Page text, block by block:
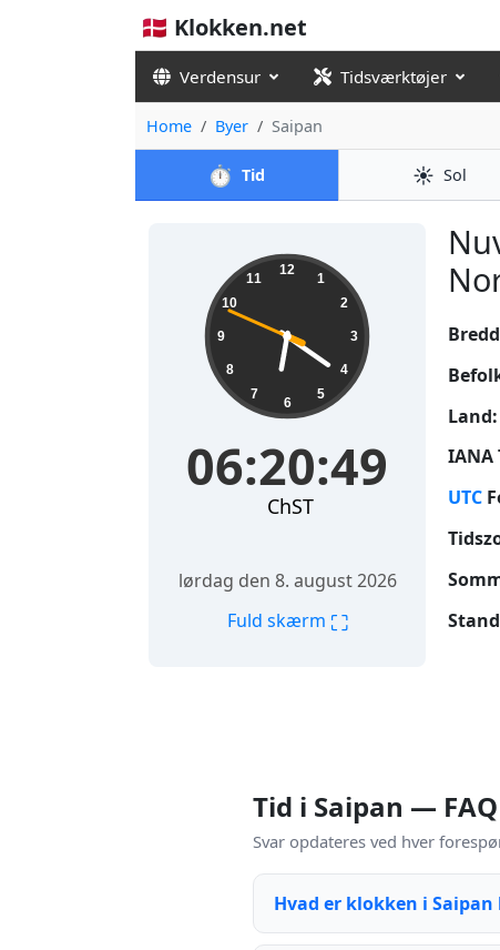
🇩🇰 Klokken.net
Verdensur Tidsværktøjer
Home Byer Saipan
⏱️ Tid ☀️ Sol
06:20:49 12
1
2
3
4
5
6
7
8
9
10
11
06:20:49
ChST
lørdag den 8. august 2026
Fuld skærm ⛶
Land:
IANA
UTC
Tid i Saipan — FAQ
Svar opdateres ved hver
Hvad er klokken i Saipan